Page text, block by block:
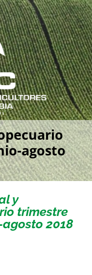
agosto
y
trimestre
2018